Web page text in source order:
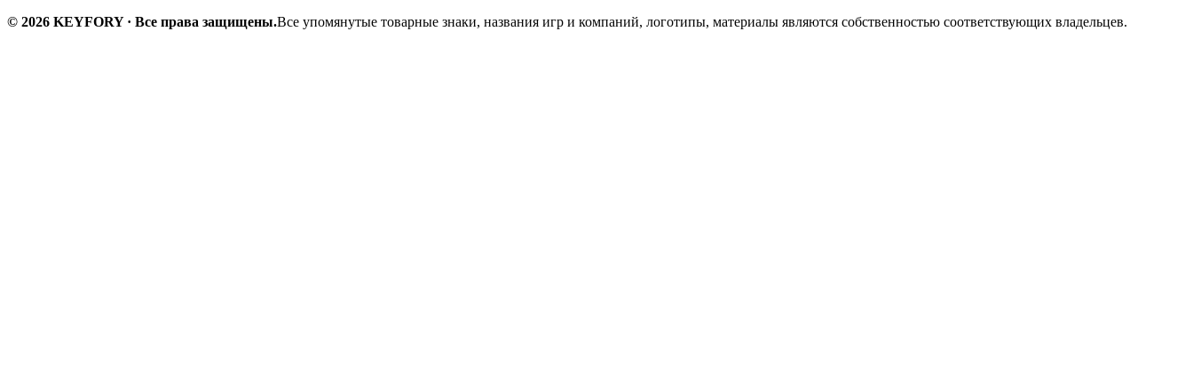
© 2026 KEYFORY · Все права защищены.Все упомянутые товарные знаки, названия игр и компаний, логотипы, материалы являются собственностью соответствующих владельцев.